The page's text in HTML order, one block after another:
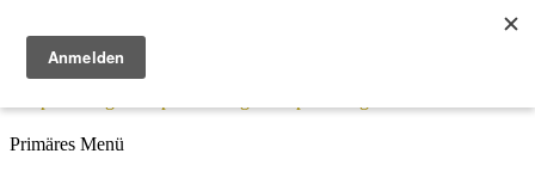
Menü
Facebook
Twitter
E-
LinkedIn
YouTube
Instagram
Primäres Menü